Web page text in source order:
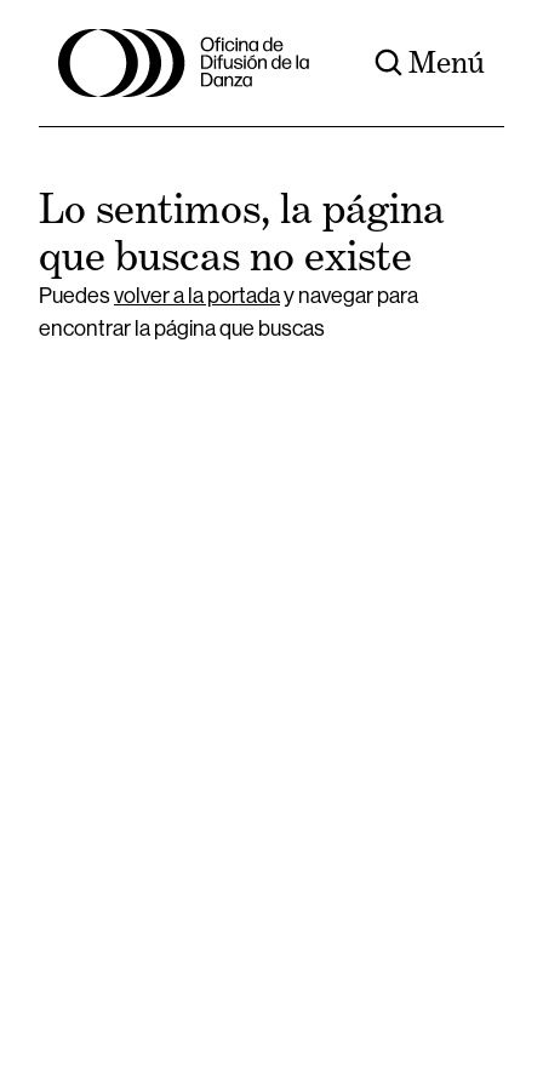
Menú
Lo sentimos, la página
que buscas no existe
Puedesvolver a la portaday navegar para
encontrar la página que buscas